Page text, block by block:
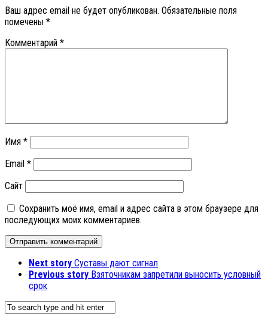
Ваш адрес email не будет опубликован. Обязательные поля
помечены *
Комментарий *
Имя *
Email *
Сайт
Сохранить моё имя, email и адрес сайта в этом браузере для
последующих моих комментариев.
Next story Суставы дают сигнал
Previous story Взяточникам запретили выносить условный
срок